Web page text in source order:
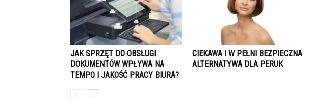
JAK SPRZĘT DO OBSŁUGI
DOKUMENTÓW WPŁYWA NA
TEMPO I JAKOŚĆ PRACY BIURA?
CIEKAWA I W PEŁNI BEZPIECZNA
ALTERNATYWA DLA PERUK